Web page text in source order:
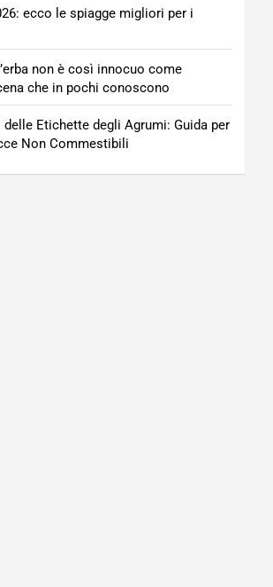
ecco le spiagge migliori per i
non è così innocuo come
che in pochi conoscono
Etichette degli Agrumi: Guida per
Non Commestibili